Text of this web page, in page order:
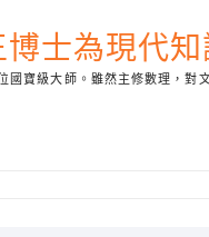
士為現代
國寶級大師。雖然主修數理，